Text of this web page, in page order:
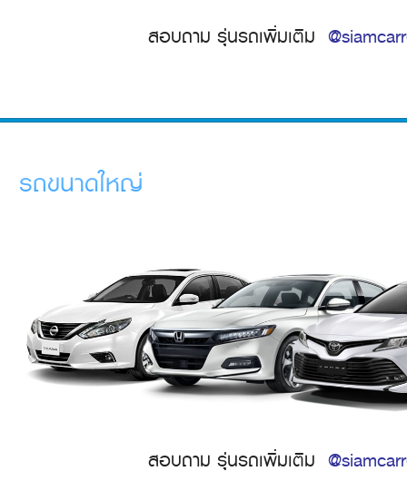
สอบถาม รุ่นรถเพิ่มเติม
รถขนาดใหญ่
สอบถาม รุ่นรถเพิ่มเติม